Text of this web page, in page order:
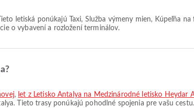
letiská ponúkajú Taxi, Služba výmeny mien, Kúpeľňa
o vybavení a rozložení terminálov.
, let z Letisko Antalya na Medzinárodné letisko Heydar
Tieto trasy ponúkajú pohodlné spojenia pre vašu cestu.